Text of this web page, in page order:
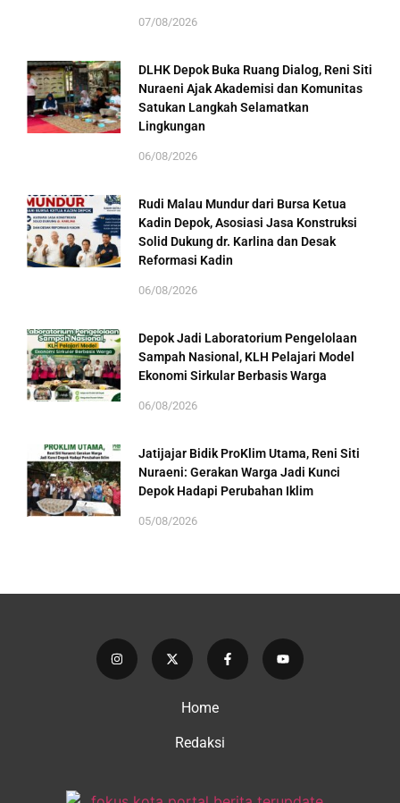
07/08/2026
DLHK Depok Buka Ruang Dialog, Reni Siti
Nuraeni Ajak Akademisi dan Komunitas
Satukan Langkah Selamatkan
Lingkungan
06/08/2026
Rudi Malau Mundur dari Bursa Ketua
Kadin Depok, Asosiasi Jasa Konstruksi
Solid Dukung dr. Karlina dan Desak
Reformasi Kadin
06/08/2026
Depok Jadi Laboratorium Pengelolaan
Sampah Nasional, KLH Pelajari Model
Ekonomi Sirkular Berbasis Warga
06/08/2026
Jatijajar Bidik ProKlim Utama, Reni Siti
Nuraeni: Gerakan Warga Jadi Kunci
Depok Hadapi Perubahan Iklim
05/08/2026
Home
Redaksi